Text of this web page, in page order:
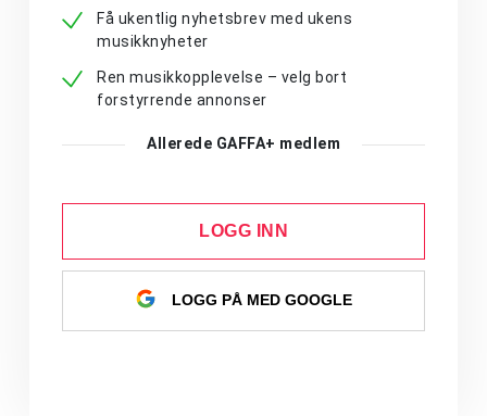
Få ukentlig nyhetsbrev med ukens
musikknyheter
Ren musikkopplevelse – velg bort
forstyrrende annonser
Allerede GAFFA+ medlem
LOGG INN
LOGG PÅ MED GOOGLE